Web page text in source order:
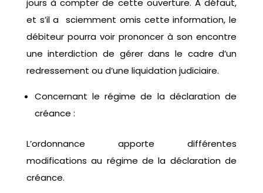
jours à compter de cette ouverture. A défaut,
et s’il a sciemment omis cette information, le
débiteur pourra voir prononcer à son encontre
une interdiction de gérer dans le cadre d’un
redressement ou d’une liquidation judiciaire.
Concernant le régime de la déclaration de
créance :
L’ordonnance apporte différentes
modifications au régime de la déclaration de
créance.